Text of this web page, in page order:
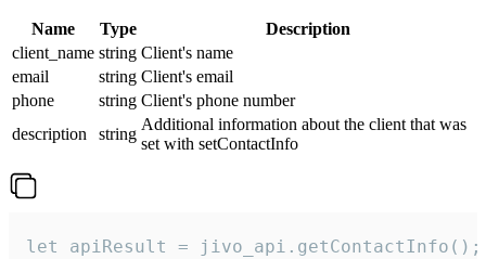
Name Type
Description
client_name string Client's name
email
string Client's email
phone
string Client's phone number
description
string
Additional information about the client that was
set with setContactInfo
let apiResult = jivo_api.getContactInfo();